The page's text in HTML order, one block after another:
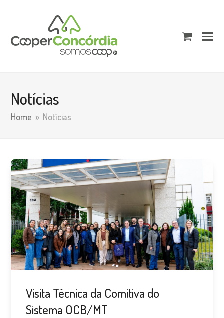
Notícias
Home » Notícias
Visita Técnica da Comitiva do
Sistema OCB/MT